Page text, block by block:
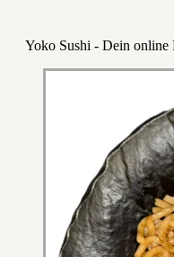
Yoko Sushi - Dein online